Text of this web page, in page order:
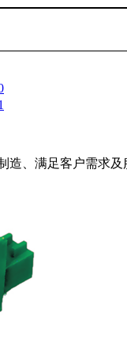
造、满足客户需求